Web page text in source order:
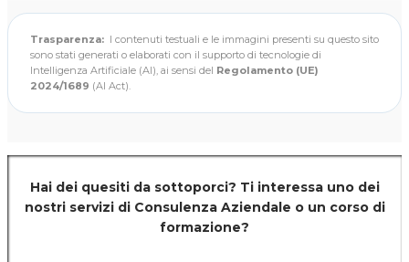
Trasparenza: I contenuti testuali e le immagini presenti su questo sito
sono stati generati o elaborati con il supporto di tecnologie di
Intelligenza Artificiale (AI), ai sensi del Regolamento (UE)
2024/1689 (AI Act).
Hai dei quesiti da sottoporci? Ti interessa uno dei
nostri servizi di Consulenza Aziendale o un corso di
formazione?